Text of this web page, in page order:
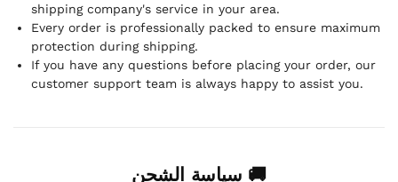
shipping company's service in your area.
Every order is professionally packed to ensure maximum
protection during shipping.
If you have any questions before placing your order, our
customer support team is always happy to assist you.
🚚 سياسة الشحن